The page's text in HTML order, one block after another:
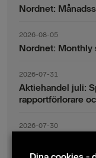
Nordnet:
2026-08-05
Nordnet: Monthly
2026-07-31
Aktiehandel juli:
rapportförlorare
2026-07-30
indexsparandet